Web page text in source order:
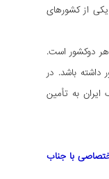
یکی از کشورهای
دوکشور است.
داشته باشد. در
به تأمین
با جناب